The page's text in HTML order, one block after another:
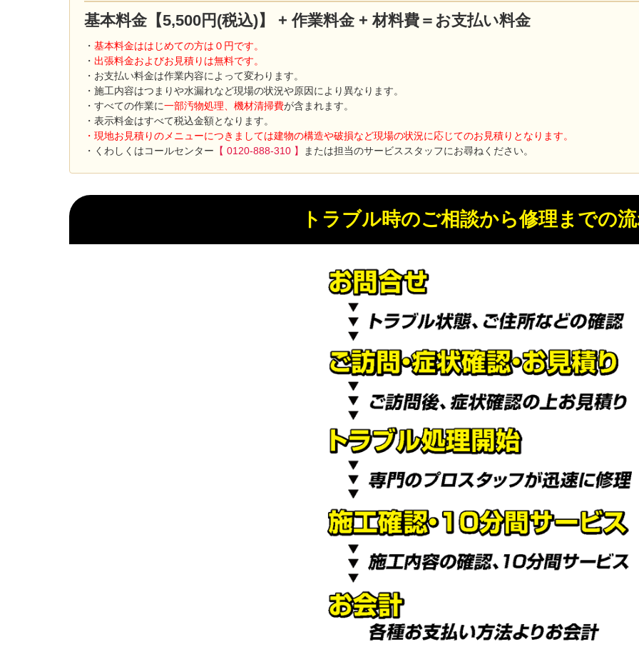
基本料金【5,500円(税込)】 + 作業料金 + 材料費＝お支払い料金
・ 基本料金ははじめての方は０円です。
・ 出張料金およびお見積りは無料です。
・お支払い料金は作業内容によって変わります。
・施工内容はつまりや水漏れなど現場の状況や原因により異なります。
・すべての作業に一部汚物処理、機材清掃費が含まれます。
・表示料金はすべて税込金額となります。
・現地お見積りのメニューにつきましては建物の構造や破損など現場の状況に応じてのお見積りとなります。
・くわしくはコールセンター 【 0120-888-310 】 または担当のサービススタッフにお尋ねください。
トラブル時のご相談から修理までの